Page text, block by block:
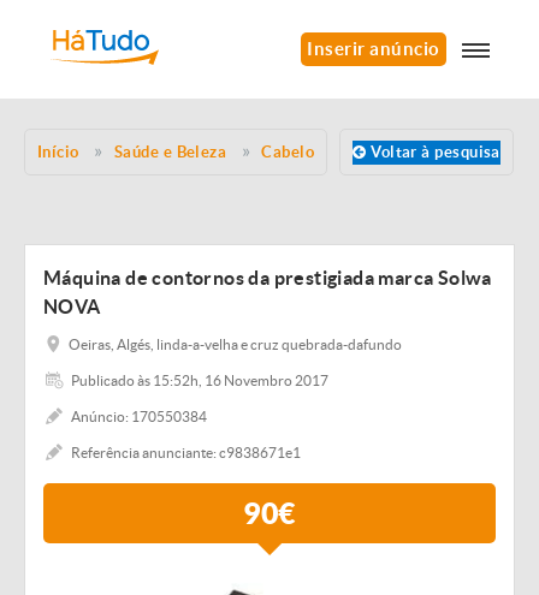
Inserir anúncio
Início Saúde e Beleza Cabelo Voltar à pesquisa
Máquina de contornos da prestigiada marca Solwa
NOVA
Oeiras, Algés, linda-a-velha e cruz quebrada-dafundo
Publicado às 15:52h, 16 Novembro 2017
Anúncio: 170550384
Referência anunciante: c9838671e1
90€